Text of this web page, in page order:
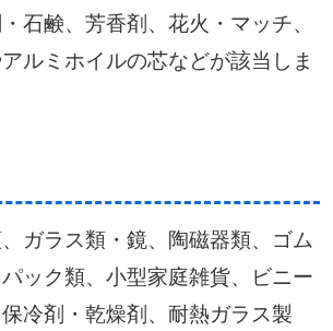
石鹸、芳香剤、花火・マッチ、
ルミホイルの芯などが該当しま
ガラス類・鏡、陶磁器類、ゴム
ック類、小型家庭雑貨、ビニー
冷剤・乾燥剤、耐熱ガラス製